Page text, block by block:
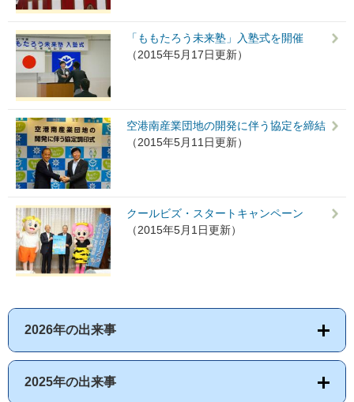
「ももたろう未来塾」入塾式を開催
（2015年5月17日更新）
空港南産業団地の開発に伴う協定を締結
（2015年5月11日更新）
クールビズ・スタートキャンペーン
（2015年5月1日更新）
2026年の出来事
2025年の出来事